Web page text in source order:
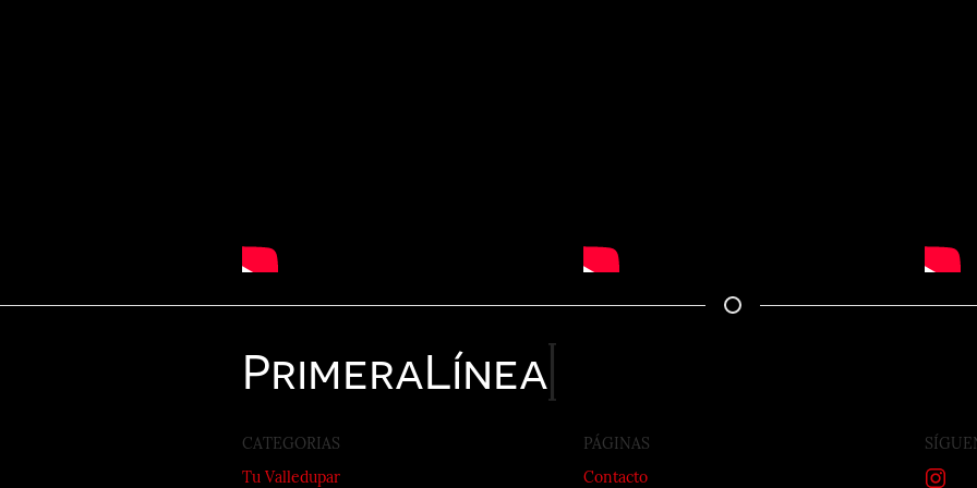
PrimeraLínea
CATEGORIAS
Tu Valledupar
PÁGINAS
Contacto